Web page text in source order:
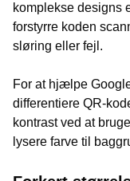
komplekse designs
forstyrre koden
sløring eller fejl.
For at hjælpe
differentiere QR-
kontrast ved at
lysere farve til